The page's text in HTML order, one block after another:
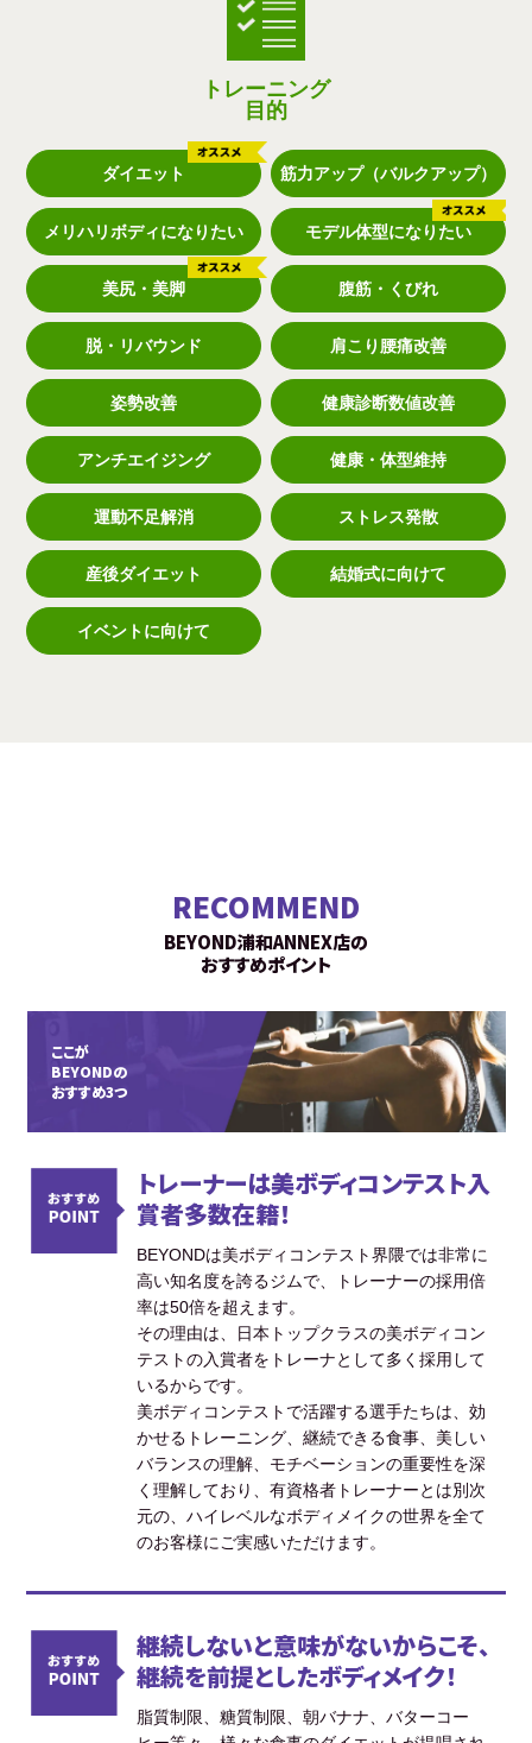
トレーニング
目的
ダイエット 筋力アップ（バルクアップ）
メリハリボディになりたい モデル体型になりたい
美尻・美脚 腹筋・くびれ
脱・リバウンド 肩こり腰痛改善
姿勢改善 健康診断数値改善
アンチエイジング 健康・体型維持
運動不足解消 ストレス発散
産後ダイエット 結婚式に向けて
イベントに向けて
RECOMMEND
BEYOND浦和ANNEX店の
おすすめポイント
ここが
BEYONDの
おすすめ3つ
トレーナーは美ボディコンテスト入
賞者多数在籍！
BEYONDは美ボディコンテスト界隈では非常に
高い知名度を誇るジムで、トレーナーの採用倍
率は50倍を超えます。
その理由は、日本トップクラスの美ボディコン
テストの入賞者をトレーナとして多く採用して
いるからです。
美ボディコンテストで活躍する選手たちは、効
かせるトレーニング、継続できる食事、美しい
バランスの理解、モチベーションの重要性を深
く理解しており、有資格者トレーナーとは別次
元の、ハイレベルなボディメイクの世界を全て
のお客様にご実感いただけます。
継続しないと意味がないからこそ、
継続を前提としたボディメイク！
脂質制限、糖質制限、朝バナナ、バターコー